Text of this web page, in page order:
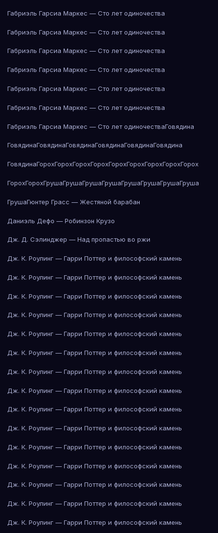
Габриэль Гарсиа Маркес — Сто лет одиночества
Габриэль Гарсиа Маркес — Сто лет одиночества
Габриэль Гарсиа Маркес — Сто лет одиночества
Габриэль Гарсиа Маркес — Сто лет одиночества
Габриэль Гарсиа Маркес — Сто лет одиночества
Габриэль Гарсиа Маркес — Сто лет одиночества
Габриэль Гарсиа Маркес — Сто лет одиночестваГовядина
ГовядинаГовядинаГовядинаГовядинаГовядинаГовядина
ГовядинаГорохГорохГорохГорохГорохГорохГорохГорохГорох
ГорохГорохГрушаГрушаГрушаГрушаГрушаГрушаГрушаГруша
ГрушаГюнтер Грасс — Жестяной барабан
Даниэль Дефо — Робинзон Крузо
Дж. Д. Сэлинджер — Над пропастью во ржи
Дж. К. Роулинг — Гарри Поттер и философский камень
Дж. К. Роулинг — Гарри Поттер и философский камень
Дж. К. Роулинг — Гарри Поттер и философский камень
Дж. К. Роулинг — Гарри Поттер и философский камень
Дж. К. Роулинг — Гарри Поттер и философский камень
Дж. К. Роулинг — Гарри Поттер и философский камень
Дж. К. Роулинг — Гарри Поттер и философский камень
Дж. К. Роулинг — Гарри Поттер и философский камень
Дж. К. Роулинг — Гарри Поттер и философский камень
Дж. К. Роулинг — Гарри Поттер и философский камень
Дж. К. Роулинг — Гарри Поттер и философский камень
Дж. К. Роулинг — Гарри Поттер и философский камень
Дж. К. Роулинг — Гарри Поттер и философский камень
Дж. К. Роулинг — Гарри Поттер и философский камень
Дж. К. Роулинг — Гарри Поттер и философский камень